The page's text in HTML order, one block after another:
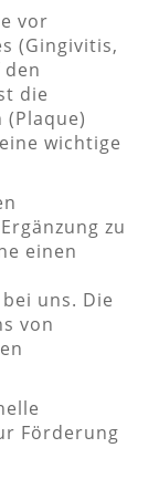
vor
(Gingivitis,
die
(Plaque)
wichtige
zu
einen
uns. Die
von
Förderung